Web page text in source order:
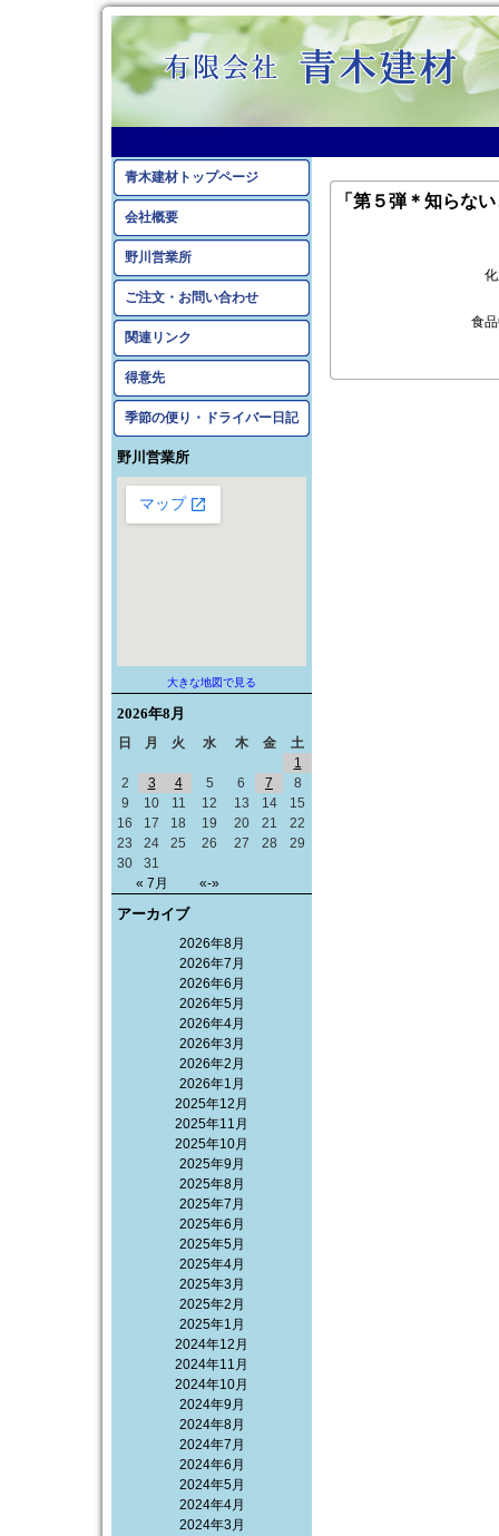
青木建材トップページ
会社概要
野川営業所
ご注文・お問い合わせ
関連リンク
得意先
季節の便り・ドライバー日記
野川営業所
大きな地図で見る
2026年8月
日 月 火 水 木 金 土
« 7月 «-»
1
2
3 4 5 6 7
8
9
10 11 12 13 14
15
16
17 18 19 20 21
22
23
24 25 26 27 28
29
30
31
アーカイブ
2026年8月
2026年7月
2026年6月
2026年5月
2026年4月
2026年3月
2026年2月
2026年1月
2025年12月
2025年11月
2025年10月
2025年9月
2025年8月
2025年7月
2025年6月
2025年5月
2025年4月
2025年3月
2025年2月
2025年1月
2024年12月
2024年11月
2024年10月
2024年9月
2024年8月
2024年7月
2024年6月
2024年5月
2024年4月
2024年3月
「第５弾＊知らな
食